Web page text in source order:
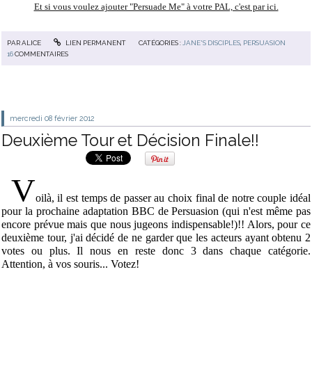
Et si vous voulez ajouter "Persuade Me" à votre PAL, c'est par ici.
PARALICE LIEN PERMANENT CATÉGORIES : JANE'S DISCIPLES PERSUASION
16COMMENTAIRES
mercredi 08 février 2012
Deuxième Tour et Décision Finale!!
Voilà, il est temps de passer au choix final de notre couple idéal
pour la prochaine adaptation BBC de Persuasion (qui n'est même pas
encore prévue mais que nous jugeons indispensable!)!! Alors, pour ce
deuxième tour, j'ai décidé de ne garder que les acteurs ayant obtenu 2
votes ou plus. Il nous en reste donc 3 dans chaque catégorie.
Attention, à vos souris... Votez!